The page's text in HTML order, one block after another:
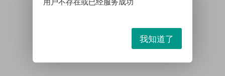
我知道了